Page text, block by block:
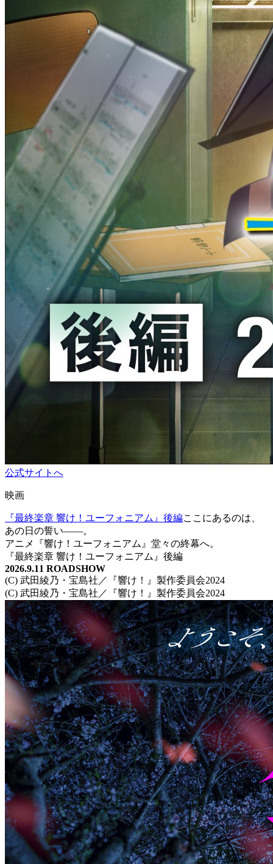
公式サイトへ
映画
『最終楽章 響け！ユーフォニアム』後編ここにあるのは、
あの日の誓い――。
アニメ『響け！ユーフォニアム』堂々の終幕へ。
『最終楽章 響け！ユーフォニアム』後編
2026.9.11 ROADSHOW
(C) 武田綾乃・宝島社／『響け！』製作委員会2024
(C) 武田綾乃・宝島社／『響け！』製作委員会2024